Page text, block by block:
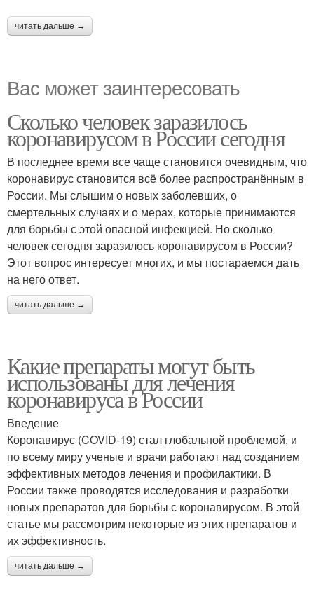
читать дальше →
Вас может заинтересовать
Сколько человек заразилось
коронавирусом в России сегодня
В последнее время все чаще становится очевидным, что
коронавирус становится всё более распространённым в
России. Мы слышим о новых заболевших, о
смертельных случаях и о мерах, которые принимаются
для борьбы с этой опасной инфекцией. Но сколько
человек сегодня заразилось коронавирусом в России?
Этот вопрос интересует многих, и мы постараемся дать
на него ответ.
читать дальше →
Какие препараты могут быть
использованы для лечения
коронавируса в России
Введение
Коронавирус (COVID-19) стал глобальной проблемой, и
по всему миру ученые и врачи работают над созданием
эффективных методов лечения и профилактики. В
России также проводятся исследования и разработки
новых препаратов для борьбы с коронавирусом. В этой
статье мы рассмотрим некоторые из этих препаратов и
их эффективность.
читать дальше →